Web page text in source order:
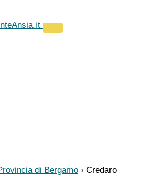
di Bergamo › Credaro